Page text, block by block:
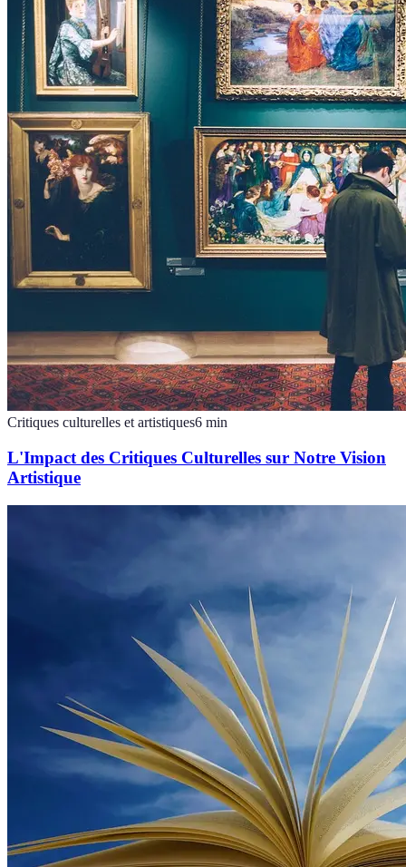
Critiques culturelles et artistiques6 min
L'Impact des Critiques Culturelles sur Notre Vision
Artistique